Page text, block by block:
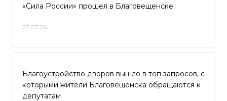
«Сила России» прошел в Благовещенске
27.07.26
Благоустройство дворов вышло в топ запросов, с
которыми жители Благовещенска обращаются к
депутатам